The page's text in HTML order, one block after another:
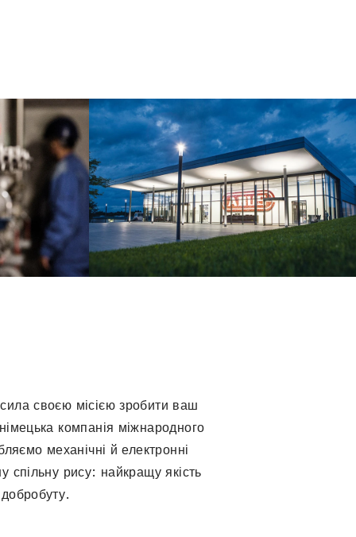
своєю місією зробити ваш
компанія міжнародного
механічні й електронні
спільну рису: найкращу якість